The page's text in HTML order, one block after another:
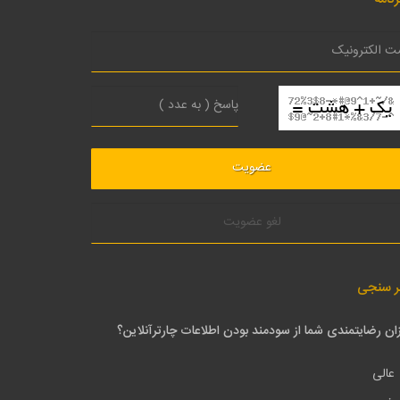
لغو عضویت
سنجی
رضایتمندی شما از سودمند بودن اطلاعات چارترآنلاین؟
عالی